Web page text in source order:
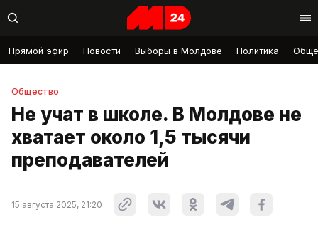
Прямой эфир Новости Выборы в Молдове Политика
Общество
Не учат в школе. В Молдове не
хватает около 1,5 тысячи
преподавателей
15 августа 2025, 21:20